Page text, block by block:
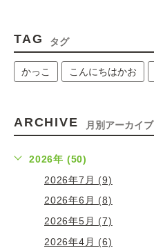
TAG タグ
かっこ こんにちはかお
ARCHIVE 月別アーカイブ
2026年 (50)
2026年7月 (9)
2026年6月 (8)
2026年5月 (7)
2026年4月 (6)